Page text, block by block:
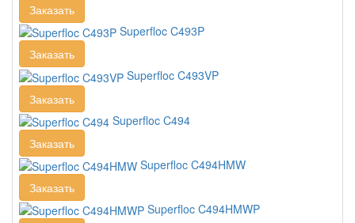
Заказать
Superfloc C493P
Заказать
Superfloc C493VP
Заказать
Superfloc C494
Заказать
Superfloc C494HMW
Заказать
Superfloc C494HMWP